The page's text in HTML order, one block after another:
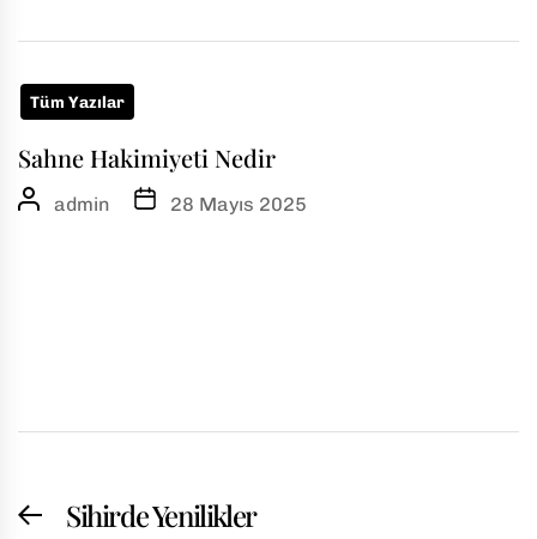
Tüm Yazılar
Sahne Hakimiyeti Nedir
admin 28 Mayıs 2025
Yazı
PreviousSihirde Yenilikler